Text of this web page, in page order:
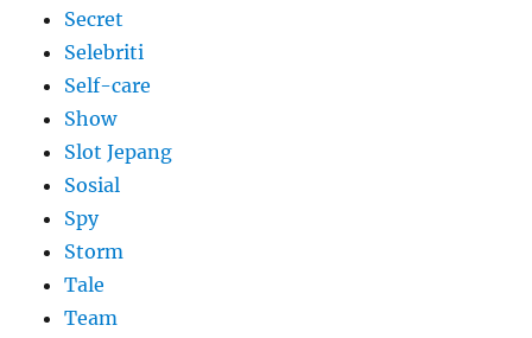
Secret
Selebriti
Self-care
Show
Slot Jepang
Sosial
Spy
Storm
Tale
Team